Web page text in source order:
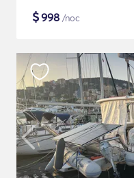
$998 /noc